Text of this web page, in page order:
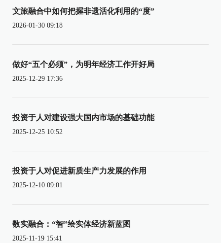
文旅融合中如何把握非遗活化利用的“度”
2026-01-30 09:18
做好“五个必须”，为明年经济工作开好局
2025-12-29 17:36
投资于人对建设强大国内市场的基础功能
2025-12-25 10:52
投资于人对促进新质生产力发展的作用
2025-12-10 09:01
数实融合：“智”绘实体经济新蓝图
2025-11-19 15:41